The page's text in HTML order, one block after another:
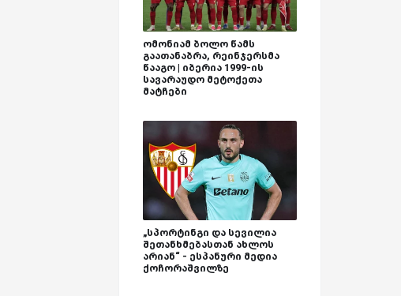
ომონიამ ბოლო წამს
გაათანაბრა, რეინჯერსმა
წააგო | იბერია 1999-ის
სავარაუდო მეტოქეთა
მატჩები
„სპორტინგი და სევილია
შეთანხმებასთან ახლოს
არიან“ - ესპანური მედია
ქოჩორაშვილზე